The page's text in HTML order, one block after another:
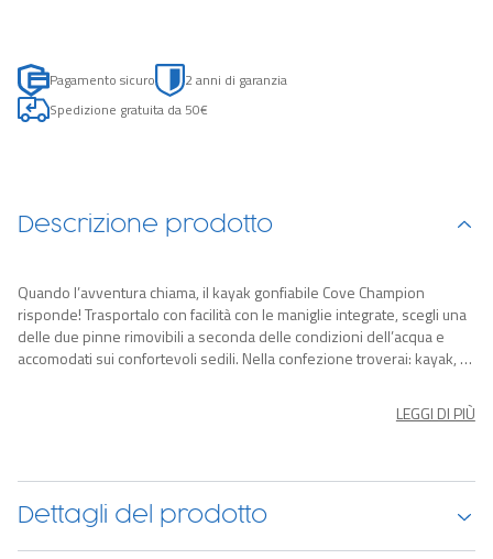
Pagamento sicuro
2 anni di garanzia
Spedizione gratuita da 50€
Descrizione prodotto
Quando l’avventura chiama, il kayak gonfiabile Cove Champion
risponde! Trasportalo con facilità con le maniglie integrate, scegli una
delle due pinne rimovibili a seconda delle condizioni dell’acqua e
accomodati sui confortevoli sedili. Nella confezione troverai: kayak, 1
LEGGI DI PIÙ
Dettagli del prodotto